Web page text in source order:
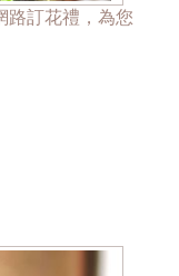
路訂花禮，為您
遠區域無法送